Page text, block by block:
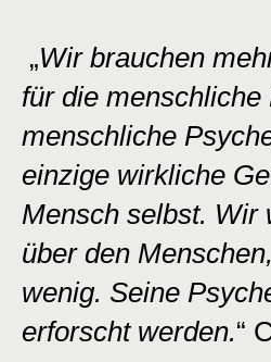
„Wir brauchen
für die menschliche
menschliche
einzige wirkliche
Mensch selbst. Wir
über den
wenig. Seine
erforscht werden.“